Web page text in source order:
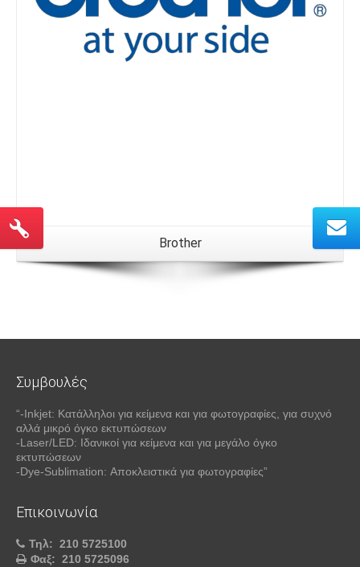
Brother
Συμβουλές
“-Inkjet: Κατάλληλοι για κείμενα και για φωτογραφίες, για συχνό
αλλά μικρό όγκο εκτυπώσεων
-Laser/LED: Ιδανικοί για κείμενα και για μεγάλο όγκο
εκτυπώσεων
-Dye-Sublimation: Αποκλειστικά για φωτογραφίες”
Επικοινωνία
Τηλ: 210 5725100
Φαξ: 210 5725096